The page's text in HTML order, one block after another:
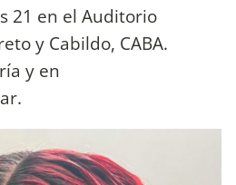
21 en el Auditorio
y Cabildo, CABA.
y en